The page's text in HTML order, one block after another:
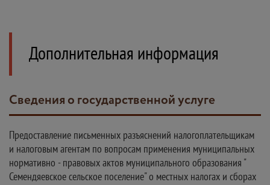
Дополнительная информация
Сведения о государственной услуге
Предоставление письменных разъяснений налогоплательщикам
и налоговым агентам по вопросам применения муниципальных
нормативно - правовых актов муниципального образования "
Семендяевское сельское поселение" о местных налогах и сборах